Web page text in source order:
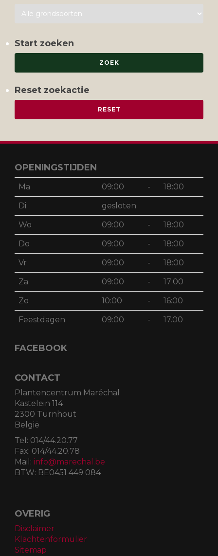
Start zoeken
Reset zoekactie
OPENINGSTIJDEN
Ma 09:00 - 18:00
Di gesloten
Wo 09:00 - 18:00
Do 09:00 - 18:00
Vr 09:00 - 18:00
Za 09:00 - 17:00
Zo 10:00 - 16:00
Feestdagen 09:00 - 17.00
FACEBOOK
CONTACT
Plantencentrum Maréchal
Kastelein 114
2300 Turnhout
België
Tel: 014/44.20.77
Fax: 014/44.20.78
Mail: info@marechal.be
BTW: BE0451 449 084
OVERIG
Disclaimer
Klachtenformulier
Sitemap